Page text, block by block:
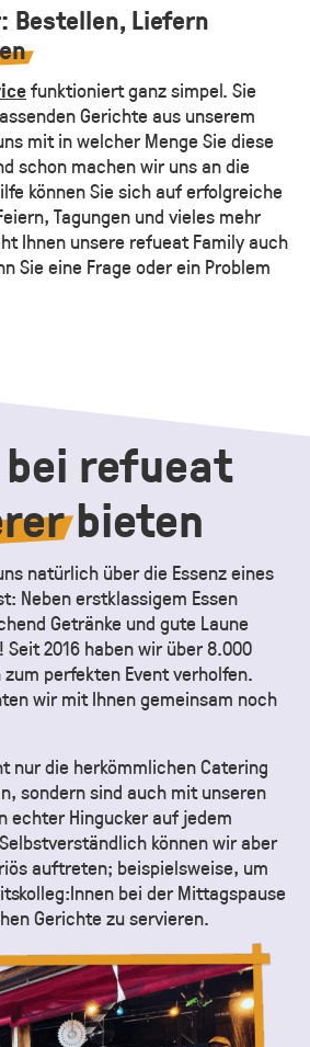
Bestellen, Liefern
funktioniert ganz simpel. Sie
Gerichte aus unserem
mit in welcher Menge Sie diese
schon machen wir uns an die
können Sie sich auf erfolgreiche
Tagungen und vieles mehr
Ihnen unsere refueat Family auch
Sie eine Frage oder ein Problem
refueat
bieten
natürlich über die Essenz eines
Neben erstklassigem Essen
Getränke und gute Laune
2016 haben wir über 8.000
zum perfekten Event verholfen.
wir mit Ihnen gemeinsam noch
nur die herkömmlichen Catering
sondern sind auch mit unseren
echter Hingucker auf jedem
können wir aber
auftreten; beispielsweise, um
bei der Mittagspause
Gerichte zu servieren.